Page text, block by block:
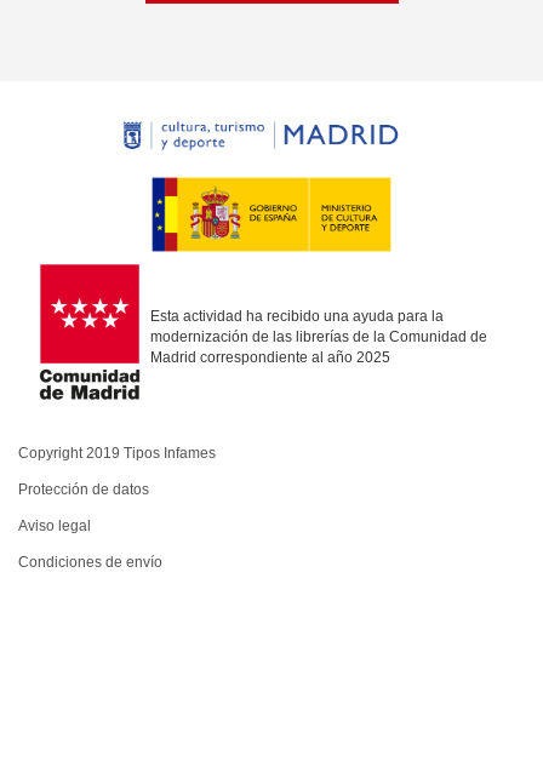
Esta actividad ha recibido una ayuda para la
modernización de las librerías de la Comunidad de
Madrid correspondiente al año 2025
Copyright 2019 Tipos Infames
Protección de datos
Aviso legal
Condiciones de envío